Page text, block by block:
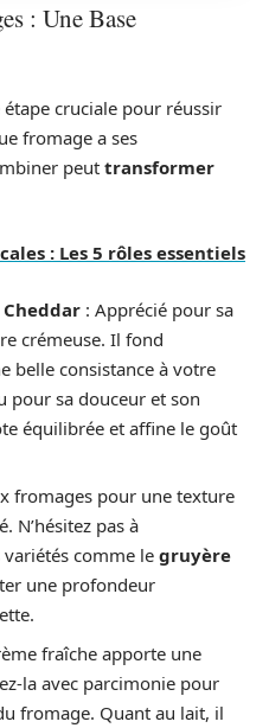
: Une Base
étape cruciale pour réussir
fromage a ses
peut transformer
: Les 5 rôles essentiels
Cheddar : Apprécié pour sa
crémeuse. Il fond
belle consistance à votre
pour sa douceur et son
équilibrée et affine le goût
fromages pour une texture
N’hésitez pas à
variétés comme le gruyère
une profondeur
fraîche apporte une
la avec parcimonie pour
fromage. Quant au lait, il